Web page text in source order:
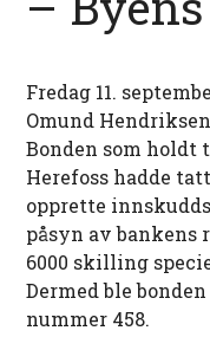
Fredag 11.
Omund
Bonden som holdt
Herefoss hadde
opprette
påsyn av bankens
6000 skilling
Dermed ble
nummer 458.